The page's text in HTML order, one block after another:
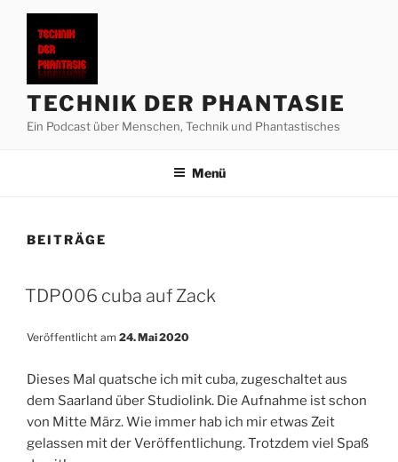
Zum
springen
TECHNIK DER PHANTASIE
Ein Podcast über Menschen, Technik und Phantastisches
Menü
BEITRÄGE
TDP006 cuba auf Zack
Veröffentlicht am 24. Mai 2020
Dieses Mal quatsche ich mit cuba, zugeschaltet aus
dem Saarland über Studiolink. Die Aufnahme ist schon
von Mitte März. Wie immer hab ich mir etwas Zeit
gelassen mit der Veröffentlichung. Trotzdem viel Spaß